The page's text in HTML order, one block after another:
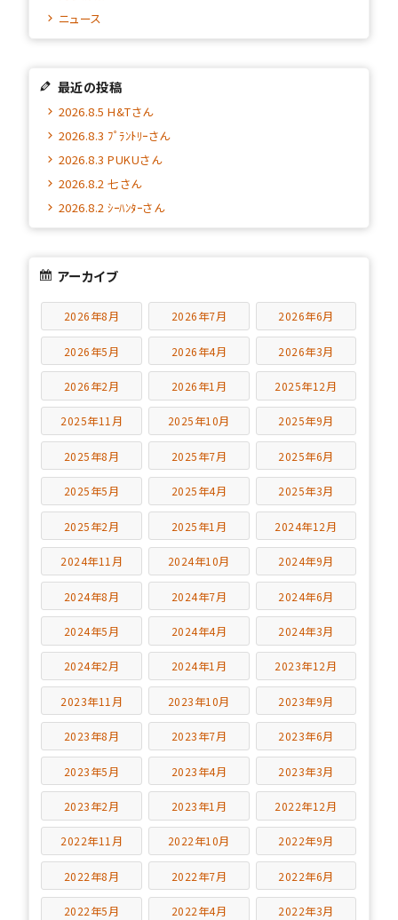
ニュース
最近の投稿
2026.8.5 H&Tさん
2026.8.3 ﾌﾟﾗﾝﾄﾘｰさん
2026.8.3 PUKUさん
2026.8.2 七さん
2026.8.2 ｼｰﾊﾝﾀｰさん
アーカイブ
2026年8月 2026年7月 2026年6月
2026年5月 2026年4月 2026年3月
2026年2月 2026年1月 2025年12月
2025年11月 2025年10月 2025年9月
2025年8月 2025年7月 2025年6月
2025年5月 2025年4月 2025年3月
2025年2月 2025年1月 2024年12月
2024年11月 2024年10月 2024年9月
2024年8月 2024年7月 2024年6月
2024年5月 2024年4月 2024年3月
2024年2月 2024年1月 2023年12月
2023年11月 2023年10月 2023年9月
2023年8月 2023年7月 2023年6月
2023年5月 2023年4月 2023年3月
2023年2月 2023年1月 2022年12月
2022年11月 2022年10月 2022年9月
2022年8月 2022年7月 2022年6月
2022年5月 2022年4月 2022年3月